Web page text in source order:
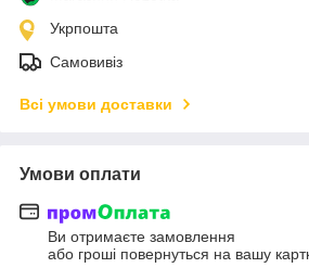
Укрпошта
Самовивіз
Всі умови доставки
Умови оплати
Ви отримаєте замовлення
або гроші повернуться на вашу